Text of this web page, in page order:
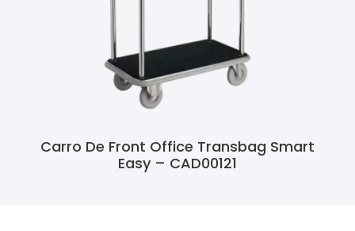
Carro De Front Office Transbag Smart
Easy – CAD00121